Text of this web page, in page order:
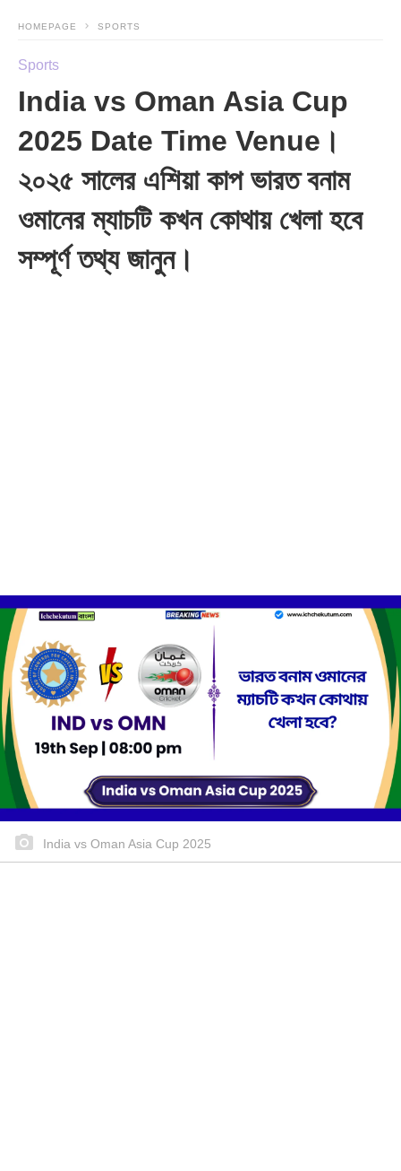
HOMEPAGE SPORTS
Sports
India vs Oman Asia Cup
2025 Date Time Venue।
২০২৫ সালের এশিয়া কাপ ভারত বনাম
ওমানের ম্যাচটি কখন কোথায় খেলা হবে
সম্পূর্ণ তথ্য জানুন।
India vs Oman Asia Cup 2025